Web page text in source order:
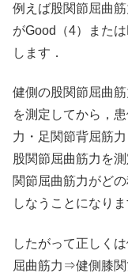
例えば股関節屈曲
がGood（4）また
します．
健側の股関節屈曲
を測定してから，
力・足関節背屈筋
股関節屈曲筋力を
関節屈曲筋力がど
しなうことになりま
したがって正しく
屈曲筋力⇒健側膝